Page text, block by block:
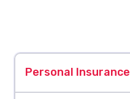
Personal Insurance